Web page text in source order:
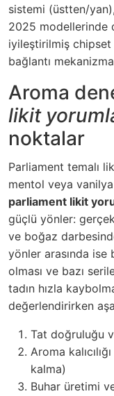
sistemi (üstten/yan),
2025 modellerinde
iyileştirilmiş
bağlantı
Aroma
likit
noktalar
Parliament temalı
mentol veya
parliament likit
güçlü yönler:
ve boğaz
yönler arasında ise
olması ve bazı
tadın hızla
değerlendirirken
Tat doğruluğu
Aroma
kalma)
Buhar üretimi